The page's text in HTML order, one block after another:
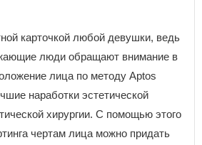
карточкой любой девушки, ведь
люди обращают внимание в
лица по методу Aptos
наработки эстетической
хирургии. С помощью этого
чертам лица можно придать